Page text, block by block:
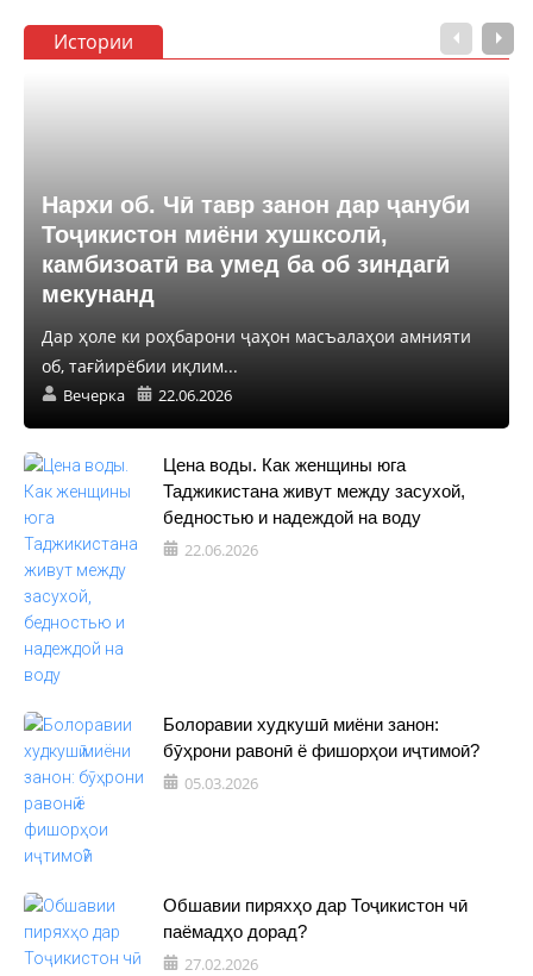
Истории
Нархи об. Чӣ тавр занон дар ҷануби
Тоҷикистон миёни хушксолӣ,
камбизоатӣ ва умед ба об зиндагӣ
мекунанд
Дар ҳоле ки роҳбарони ҷаҳон масъалаҳои амнияти
об, тағйирёбии иқлим...
Вечерка 22.06.2026
Цена воды. Как женщины юга
Таджикистана живут между засухой,
бедностью и надеждой на воду
22.06.2026
Болоравии худкушӣ миёни занон:
бӯҳрони равонӣ ё фишорҳои иҷтимоӣ?
05.03.2026
Обшавии пиряхҳо дар Тоҷикистон чӣ
паёмадҳо дорад?
27.02.2026